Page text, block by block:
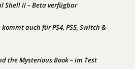
Shell II – Beta verfügbar
kommt auch für PS4, PS5, Switch &
the Mysterious Book – im Test